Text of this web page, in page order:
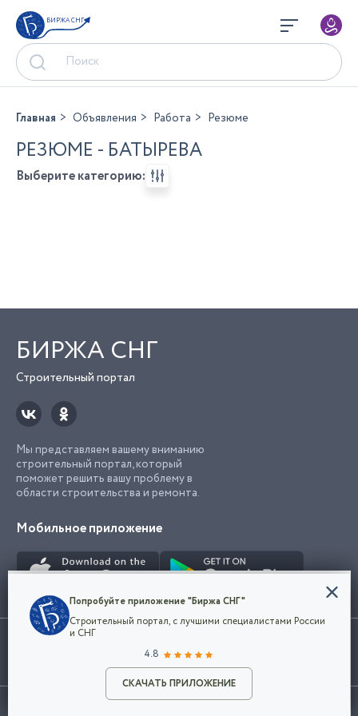
БИРЖА СНГ
Разместить объявление
Главная Объявления Работа Резюме
РЕЗЮМЕ - БАТЫРЕВА
Выберите категорию:
БИРЖА СНГ
Строительный портал
Мы представляем вашему вниманию
строительный портал, который
поможет решить вашу проблему в
области строительства и ремонта.
Мобильное приложение
Использование сайта, в том числе подача объявлений, означает
марки представленные на сайте являются собственностью их
©2026Биржа СНГ
Конфиденциальность
Мы используем файлы cookie, чтобы сделать
наш сайт удобным для каждого
Политикой конфиденциальности компании
и принимаете условия использования cookie.
Попробуйте приложение "Биржа СНГ"
Строительный портал, с лучшими специалистами России
и СНГ
4.8
СКАЧАТЬ ПРИЛОЖЕНИЕ